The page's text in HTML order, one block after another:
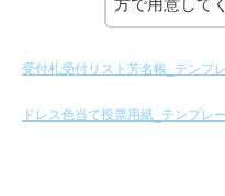
受付札受付リスト芳名帳_テンプ
ドレス色当て投票用紙_テンプレ